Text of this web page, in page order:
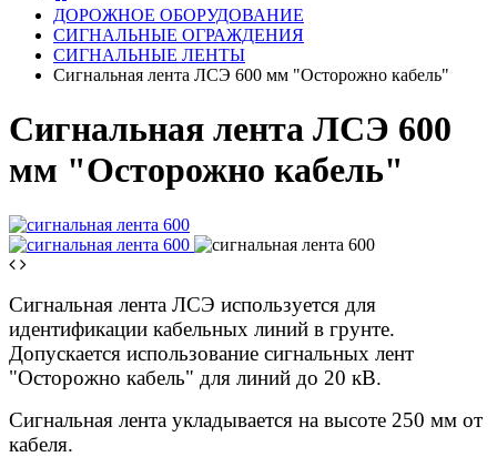
ДОРОЖНОЕ ОБОРУДОВАНИЕ
СИГНАЛЬНЫЕ ОГРАЖДЕНИЯ
СИГНАЛЬНЫЕ ЛЕНТЫ
Сигнальная лента ЛСЭ 600 мм "Осторожно кабель"
Сигнальная лента ЛСЭ 600
мм "Осторожно кабель"
Сигнальная лента ЛСЭ используется для
идентификации кабельных линий в грунте.
Допускается использование сигнальных лент
"Осторожно кабель" для линий до 20 кВ.
Сигнальная лента укладывается на высоте 250 мм от
кабеля.